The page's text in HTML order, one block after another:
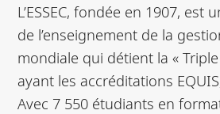
L’ESSEC, fondée en 1907, est
de l’enseignement de la
mondiale qui détient la «
ayant les accréditations
Avec 7 550 étudiants en